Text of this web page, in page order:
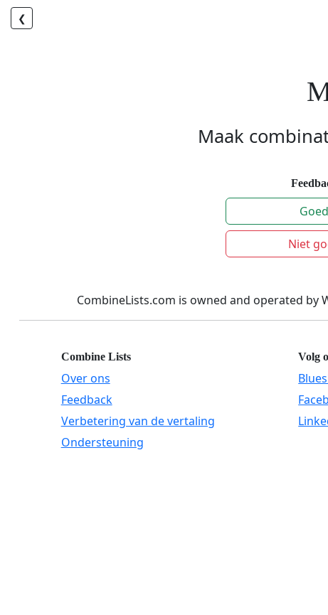
❮
Maak
Goed
Niet
CombineLists.com is owned and operated by
Combine Lists
Over ons
Feedback
Verbetering van de vertaling
Ondersteuning
Volg